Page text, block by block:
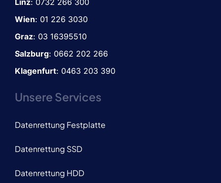
Wien: 01 226 3030
Graz: 03 16395510
Salzburg: 0662 202 266
Klagenfurt: 0463 203 390
Unsere Services
Datenrettung Festplatte
Datenrettung SSD
Datenrettung HDD